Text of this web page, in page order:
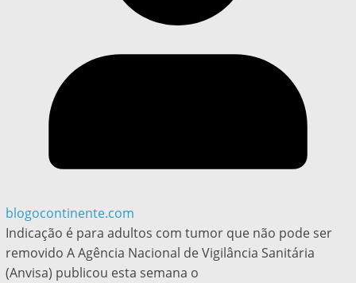
blogocontinente.com
Indicação é para adultos com tumor que não pode ser
removido A Agência Nacional de Vigilância Sanitária
(Anvisa) publicou esta semana o